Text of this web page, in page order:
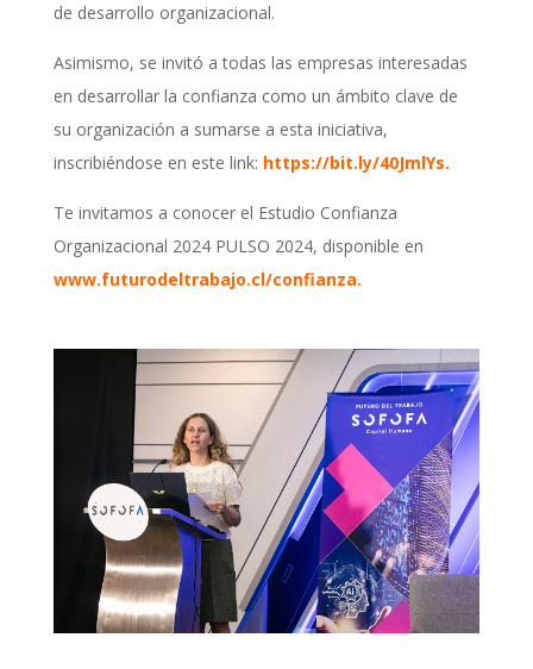
de desarrollo organizacional.
Asimismo, se invitó a todas las empresas interesadas
en desarrollar la confianza como un ámbito clave de
su organización a sumarse a esta iniciativa,
inscribiéndose en este link: https://bit.ly/40JmlYs.
Te invitamos a conocer el Estudio Confianza
Organizacional 2024 PULSO 2024, disponible en
www.futurodeltrabajo.cl/confianza.